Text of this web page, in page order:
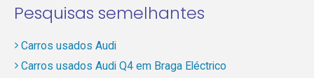
Pesquisas semelhantes
Carros usados Audi
Carros usados Audi Q4 em Braga Eléctrico